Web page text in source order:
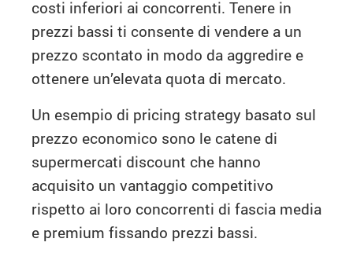
costi inferiori ai concorrenti. Tenere in
prezzi bassi ti consente di vendere a un
prezzo scontato in modo da aggredire e
ottenere un’elevata quota di mercato.
Un esempio di pricing strategy basato sul
prezzo economico sono le catene di
supermercati discount che hanno
acquisito un vantaggio competitivo
rispetto ai loro concorrenti di fascia media
e premium fissando prezzi bassi.